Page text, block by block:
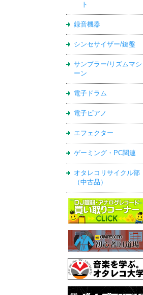
ト
録音機器
シンセサイザー/鍵盤
サンプラー/リズムマシ
ーン
電子ドラム
電子ピアノ
エフェクター
ゲーミング・PC関連
オタレコリサイクル部
（中古品）